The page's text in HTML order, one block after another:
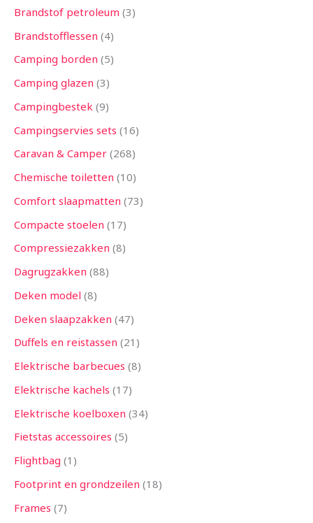
Brandstof petroleum 3
Brandstofflessen 4
Camping borden 5
Camping glazen 3
Campingbestek 9
Campingservies sets 16
Caravan & Camper 268
Chemische toiletten 10
Comfort slaapmatten 73
Compacte stoelen 17
Compressiezakken 8
Dagrugzakken 88
Deken model 8
Deken slaapzakken 47
Duffels en reistassen 21
Elektrische barbecues 8
Elektrische kachels 17
Elektrische koelboxen 34
Fietstas accessoires 5
Flightbag 1
Footprint en grondzeilen 18
Frames 7